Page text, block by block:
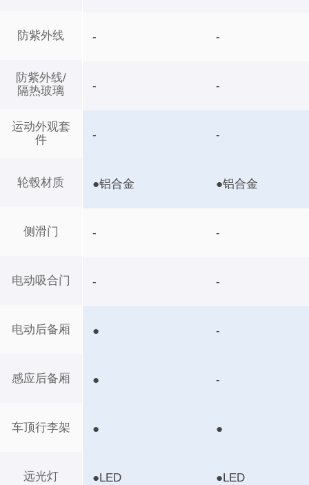
防紫外线
防紫外线/
隔热玻璃
运动外观套
件
轮毂材质
侧滑门
电动吸合门
电动后备厢
感应后备厢
车顶行李架
远光灯
- -
- -
- -
●铝合金 ●铝合金
- -
- -
● -
● -
● ●
●LED ●LED